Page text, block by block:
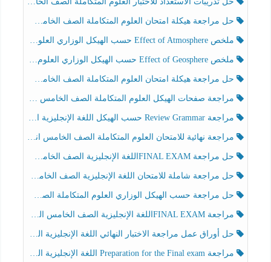
حل مراجعة هيكلة امتحان العلوم المتكاملة الصف الخامس انسبير الفصل الثالث
ملخص Effect of Atmosphere حسب الهيكل الوزاري العلوم المتكاملة الصف الخامس انسبير الفصل الثالث
ملخص Effect of Geosphere حسب الهيكل الوزاري العلوم المتكاملة الصف الخامس انسبير الفصل الثالث
حل مراجعة هيكلة امتحان العلوم المتكاملة الصف الخامس عام الفصل الثالث
مراجعة صفحات الهيكل العلوم المتكاملة الصف الخامس انسبير الفصل الثالث
مراجعة Review Grammar حسب الهيكل اللغة الإنجليزية الصف الخامس الفصل الثالث
مراجعة نهائية للامتحان العلوم المتكاملة الصف الخامس انسبير الفصل الثالث
حل مراجعة FINAL EXAMاللغة الإنجليزية الصف الخامس الفصل الثالث
حل مراجعة شاملة للامتحان اللغة الإنجليزية الصف الخامس الفصل الثالث
حل مراجعة حسب الهيكل الوزاري العلوم المتكاملة الصف الخامس عام الفصل الثالث
مراجعة FINAL EXAMاللغة الإنجليزية الصف الخامس الفصل الثالث
حل أوراق عمل مراجعة الاختبار النهائي اللغة الإنجليزية الصف الرابع الفصل الثالث
مراجعة Preparation for the Final exam اللغة الإنجليزية الصف الرابع الفصل الثالث